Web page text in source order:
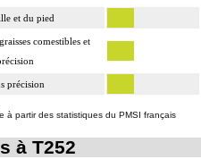
et du pied
comestibles et
précision
à partir des statistiques du PMSI français
à T252